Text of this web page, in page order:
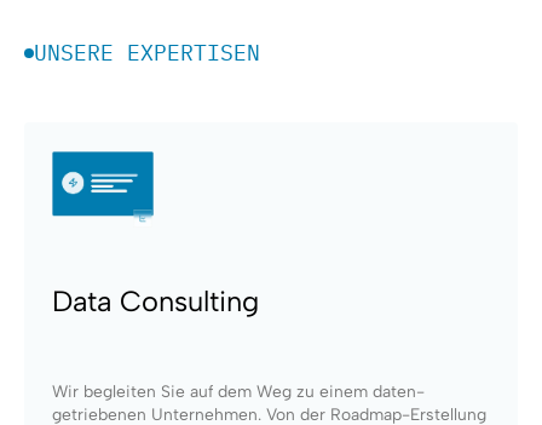
UNSERE EXPERTISEN
Data Consulting
Wir begleiten Sie auf dem Weg zu einem daten-
getriebenen Unternehmen. Von der Roadmap-Erstellung